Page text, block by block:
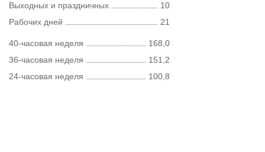
Выходных и праздничных
10
Рабочих дней
21
40-часовая неделя
168,0
36-часовая неделя
151,2
24-часовая неделя
100,8